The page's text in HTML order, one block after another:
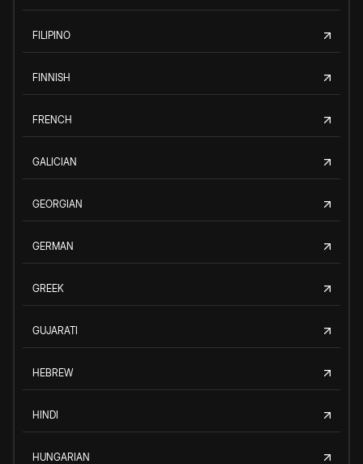
FILIPINO
FINNISH
FRENCH
GALICIAN
GEORGIAN
GERMAN
GREEK
GUJARATI
HEBREW
HINDI
HUNGARIAN